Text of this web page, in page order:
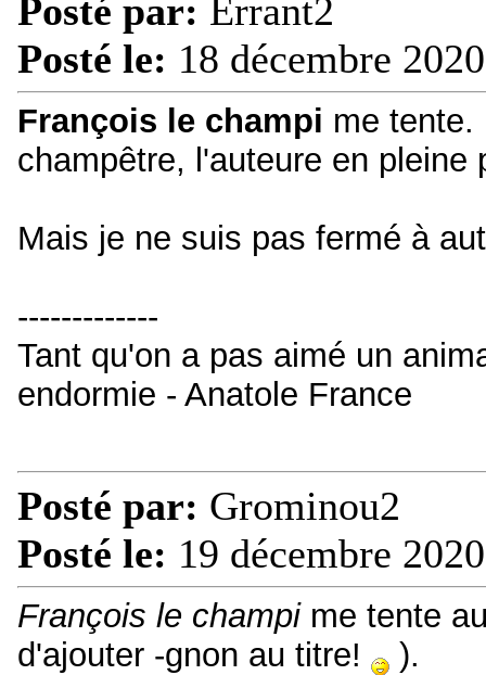
Posté par: Errant2
Posté le: 18 décembre
François le champi me tente.
champêtre, l'auteure en
Mais je ne suis pas fermé à
-------------
Tant qu'on a pas aimé un
endormie - Anatole France
Posté par: Grominou2
Posté le: 19 décembre
François le champime tente
d'ajouter -gnon au titre!
).